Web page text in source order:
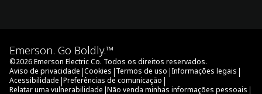
Emerson. Go Boldly.™
©2026Emerson Electric Co. Todos os direitos reservados.
Aviso de privacidade |Cookies |Termos de uso |Informações legais |
Acessibilidade |Preferências de comunicação |
Relatar uma vulnerabilidade |Não venda minhas informações pessoais |